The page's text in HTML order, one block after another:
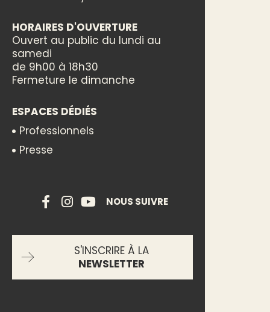
HORAIRES D'OUVERTURE
Ouvert au public du lundi au
samedi
de 9h00 à 18h30
Fermeture le dimanche
ESPACES DÉDIÉS
Professionnels
Presse
NOUS SUIVRE
S'INSCRIRE À LA
NEWSLETTER